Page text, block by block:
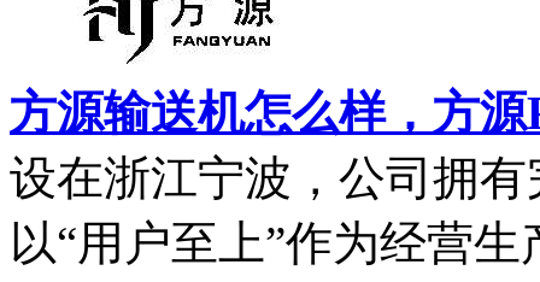
方源输送机怎么样，方
设在浙江宁波，公司拥
以“用户至上”作为经营